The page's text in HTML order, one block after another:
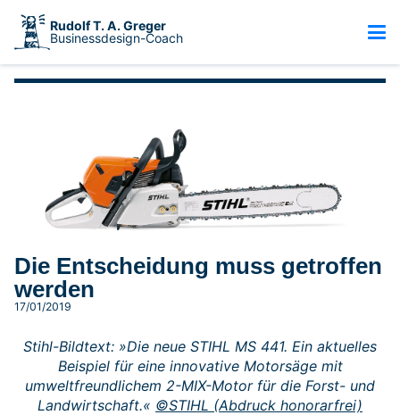
Rudolf T. A. Greger
Businessdesign-Coach
Die Entscheidung muss getroffen
werden
17/01/2019
Stihl-Bildtext: »Die neue STIHL MS 441. Ein aktuelles
Beispiel für eine innovative Motorsäge mit
umweltfreundlichem 2-MIX-Motor für die Forst- und
Landwirtschaft.« ©STIHL (Abdruck honorarfrei)